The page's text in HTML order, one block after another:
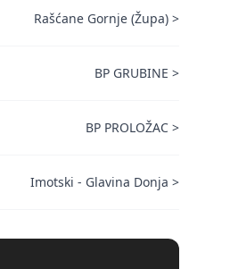
Rašćane Gornje (Župa) >
BP GRUBINE >
BP PROLOŽAC >
Imotski - Glavina Donja >